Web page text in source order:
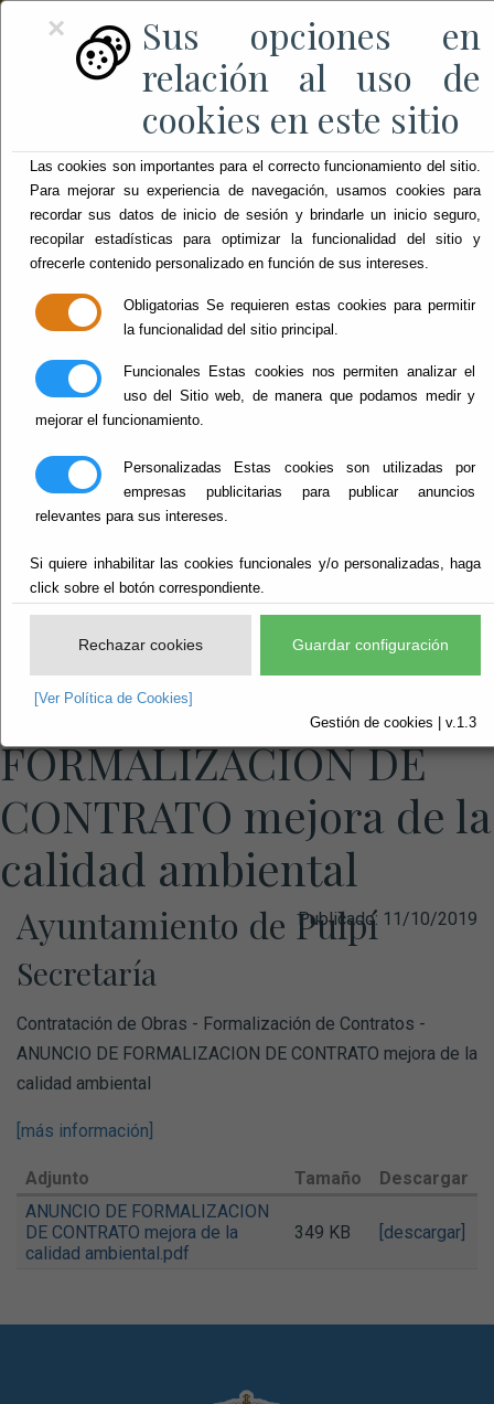
×
Sus opciones en
relación al uso de
cookies en este sitio
Las cookies son importantes para el correcto funcionamiento del sitio.
Para mejorar su experiencia de navegación, usamos cookies para
recordar sus datos de inicio de sesión y brindarle un inicio seguro,
recopilar estadísticas para optimizar la funcionalidad del sitio y
ofrecerle contenido personalizado en función de sus intereses.
Obligatorias Se requieren estas cookies para permitir
la funcionalidad del sitio principal.
Funcionales Estas cookies nos permiten analizar el
uso del Sitio web, de manera que podamos medir y
mejorar el funcionamiento.
Personalizadas Estas cookies son utilizadas por
empresas publicitarias para publicar anuncios
relevantes para sus intereses.
Si quiere inhabilitar las cookies funcionales y/o personalizadas, haga
click sobre el botón correspondiente.
Rechazar cookies Guardar configuración
[Ver Política de Cookies]
Gestión de cookies | v.1.3
ANUNCIO DE
FORMALIZACION DE
CONTRATO mejora de la
calidad ambiental
Ayuntamiento de Pulpí
Secretaría
Contratación de Obras - Formalización de Contratos -
ANUNCIO DE FORMALIZACION DE CONTRATO mejora de la
calidad ambiental
Publicado: 11/10/2019
[más información]
Adjunto Tamaño
Descargar
ANUNCIO DE FORMALIZACION
DE CONTRATO mejora de la
calidad ambiental.pdf
349 KB [descargar]